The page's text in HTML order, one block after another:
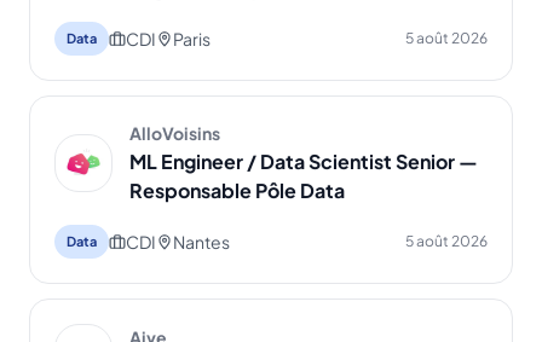
Data CDI Paris 5 août 2026
AlloVoisins
ML Engineer / Data Scientist Senior —
Responsable Pôle Data
Data CDI Nantes 5 août 2026
Aive